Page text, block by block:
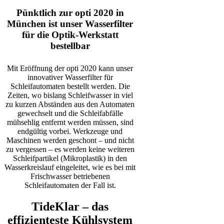
Pünktlich zur opti 2020 in
München ist unser Wasserfilter
für die Optik-Werkstatt
bestellbar
Mit Eröffnung der opti 2020 kann unser
innovativer Wasserfilter für
Schleifautomaten bestellt werden. Die
Zeiten, wo bislang Schleifwasser in viel
zu kurzen Abständen aus den Automaten
gewechselt und die Schleifabfälle
mühsehlig entfernt werden müssen, sind
endgültig vorbei. Werkzeuge und
Maschinen werden geschont – und nicht
zu vergessen – es werden keine weiteren
Schleifpartikel (Mikroplastik) in den
Wasserkreislauf eingeleitet, wie es bei mit
Frischwasser betriebenen
Schleifautomaten der Fall ist.
TideKlar – das
effizienteste Kühlsystem